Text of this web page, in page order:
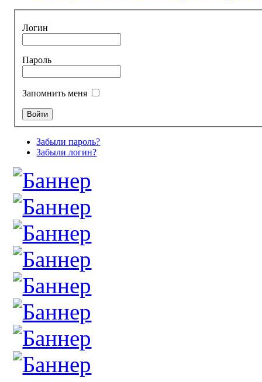
Логин
Пароль
Запомнить меня
Забыли пароль?
Забыли логин?